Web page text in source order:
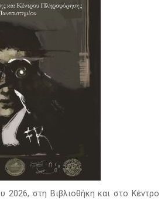
2026, στη Βιβλιοθήκη και στο Κέντρο